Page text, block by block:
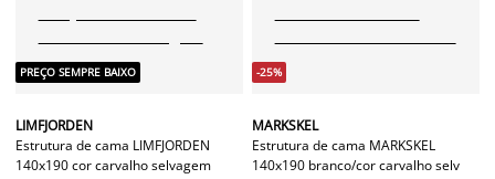
PREÇO SEMPRE BAIXO
LIMFJORDEN
Estrutura de cama LIMFJORDEN
140x190 cor carvalho selvagem
-25%
MARKSKEL
Estrutura de cama MARKSKEL
140x190 branco/cor carvalho selv